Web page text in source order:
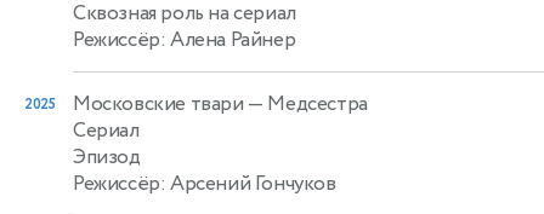
Сквозная роль на сериал
Режиссёр: Алена Райнер
2025 Московские твари — Медсестра
Сериал
Эпизод
Режиссёр: Арсений Гончуков